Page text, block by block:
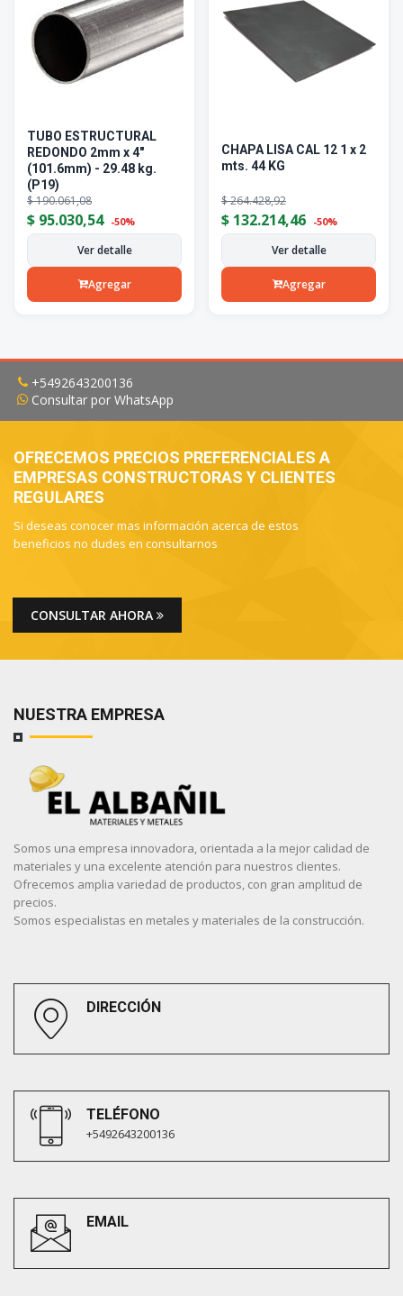
TUBO ESTRUCTURAL
REDONDO 2mm x 4"
(101.6mm) - 29.48 kg.
(P19)
$190.061,08
$ 95.030,54 -50%
Ver detalle
Agregar
CHAPA LISA CAL 12 1 x 2
mts. 44 KG
$264.428,92
$ 132.214,46 -50%
Ver detalle
Agregar
+5492643200136
Consultar por WhatsApp
OFRECEMOS PRECIOS PREFERENCIALES A
EMPRESAS CONSTRUCTORAS Y CLIENTES
REGULARES
Si deseas conocer mas información acerca de estos
beneficios no dudes en consultarnos
CONSULTAR AHORA
NUESTRA EMPRESA
Somos una empresa innovadora, orientada a la mejor calidad de
materiales y una excelente atención para nuestros clientes.
Ofrecemos amplia variedad de productos, con gran amplitud de
precios.
Somos especialistas en metales y materiales de la construcción.
DIRECCIÓN
TELÉFONO
+5492643200136
EMAIL